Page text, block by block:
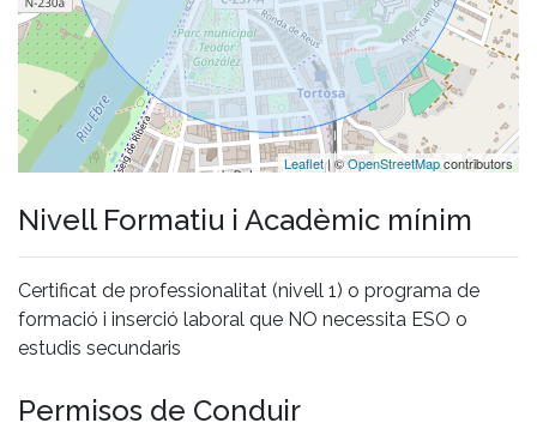
Leaflet| ©OpenStreetMapcontributors
Nivell Formatiu i Acadèmic mínim
Certificat de professionalitat (nivell 1) o programa de
formació i inserció laboral que NO necessita ESO o
estudis secundaris
Permisos de Conduir